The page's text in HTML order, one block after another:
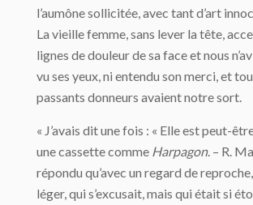
l’aumône sollicitée, avec tant d’art
La vieille femme, sans lever la tête,
lignes de douleur de sa face et nous
vu ses yeux, ni entendu son merci, et
passants donneurs avaient notre sort.
« J’avais dit une fois : « Elle est peut-
une cassette comme Harpagon. – R.
répondu qu’avec un regard de
léger, qui s’excusait, mais qui était si